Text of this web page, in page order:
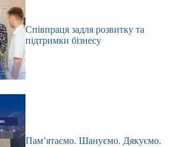
Співпраця задля розвитку та
підтримки бізнесу
Пам’ятаємо. Шануємо. Дякуємо.